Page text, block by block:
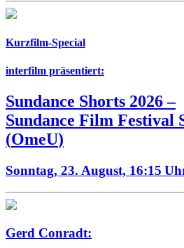
Kurzfilm-Special
interfilm präsentiert:
Sundance Shorts 2026–
Sundance Film Festival
(OmeU)
Sonntag, 23. August, 16:15
Gerd Conradt: